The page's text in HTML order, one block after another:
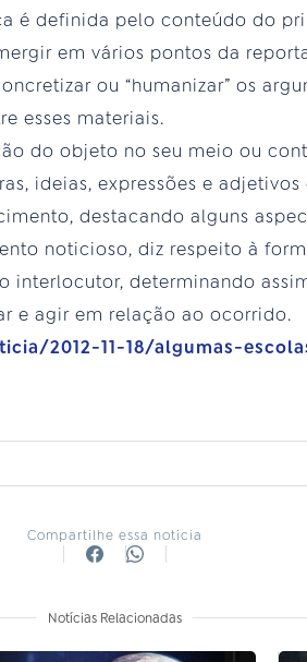
é definida pelo conteúdo do
em vários pontos da
ou “humanizar” os
esses materiais.
do objeto no seu meio ou
ideias, expressões e
destacando alguns
noticioso, diz respeito à
interlocutor, determinando
e agir em relação ao ocorrido.
2012-11-18/algumas-
Compartilhe essa notícia
Notícias Relacionadas